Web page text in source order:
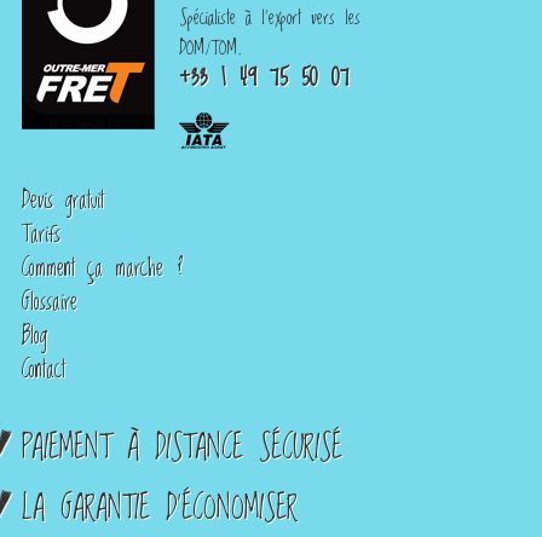
Spécialiste à l'export vers les
DOM/TOM.
+33 1 49 75 50 07
Devis gratuit
Tarifs
Comment ça marche ?
Glossaire
Blog
Contact
PAIEMENT À DISTANCE SÉCURISÉ
LA GARANTIE D’ÉCONOMISER